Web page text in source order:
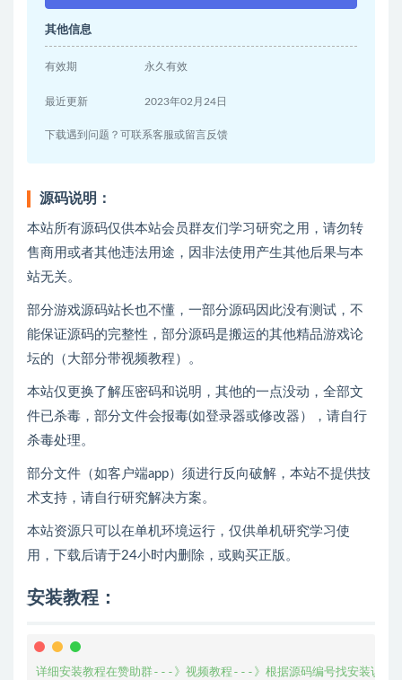
其他信息
有效期 永久有效
最近更新 2023年02月24日
下载遇到问题？可联系客服或留言反馈
源码说明：
本站所有源码仅供本站会员群友们学习研究之用，请勿转
售商用或者其他违法用途，因非法使用产生其他后果与本
站无关。
部分游戏源码站长也不懂，一部分源码因此没有测试，不
能保证源码的完整性，部分源码是搬运的其他精品游戏论
坛的（大部分带视频教程）。
本站仅更换了解压密码和说明，其他的一点没动，全部文
件已杀毒，部分文件会报毒(如登录器或修改器），请自行
杀毒处理。
部分文件（如客户端app）须进行反向破解，本站不提供技
术支持，请自行研究解决方案。
本站资源只可以在单机环境运行，仅供单机研究学习使
用，下载后请于24小时内删除，或购买正版。
安装教程：
详细安装教程在赞助群---》视频教程---》根据源码编号找安装说明